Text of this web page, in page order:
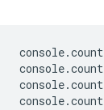
console.count
console.count
console.count
console.count